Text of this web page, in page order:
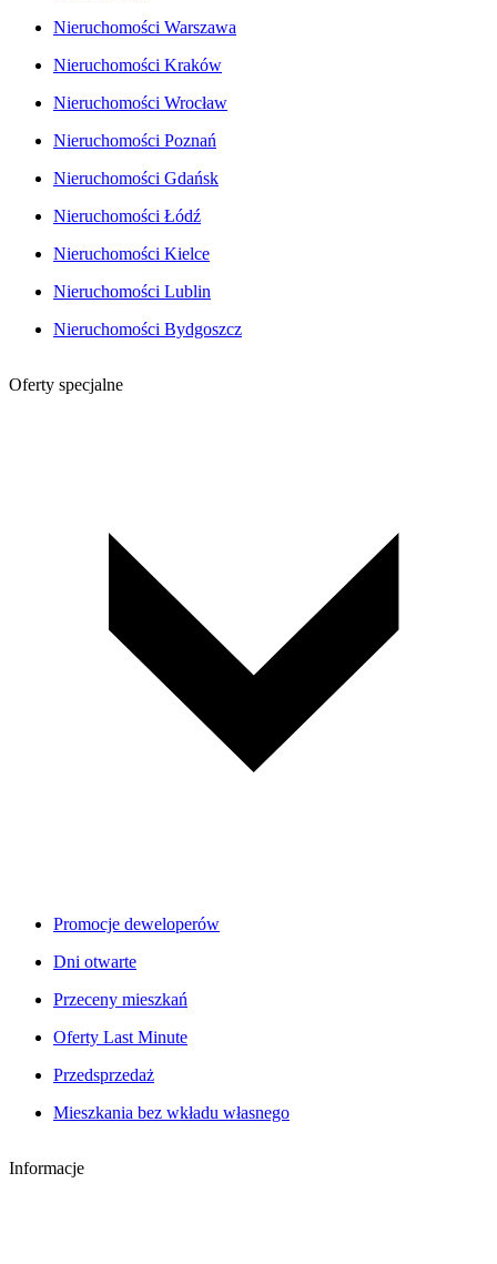
Nieruchomości Warszawa
Nieruchomości Kraków
Nieruchomości Wrocław
Nieruchomości Poznań
Nieruchomości Gdańsk
Nieruchomości Łódź
Nieruchomości Kielce
Nieruchomości Lublin
Nieruchomości Bydgoszcz
Oferty specjalne
Promocje deweloperów
Dni otwarte
Przeceny mieszkań
Oferty Last Minute
Przedsprzedaż
Mieszkania bez wkładu własnego
Informacje